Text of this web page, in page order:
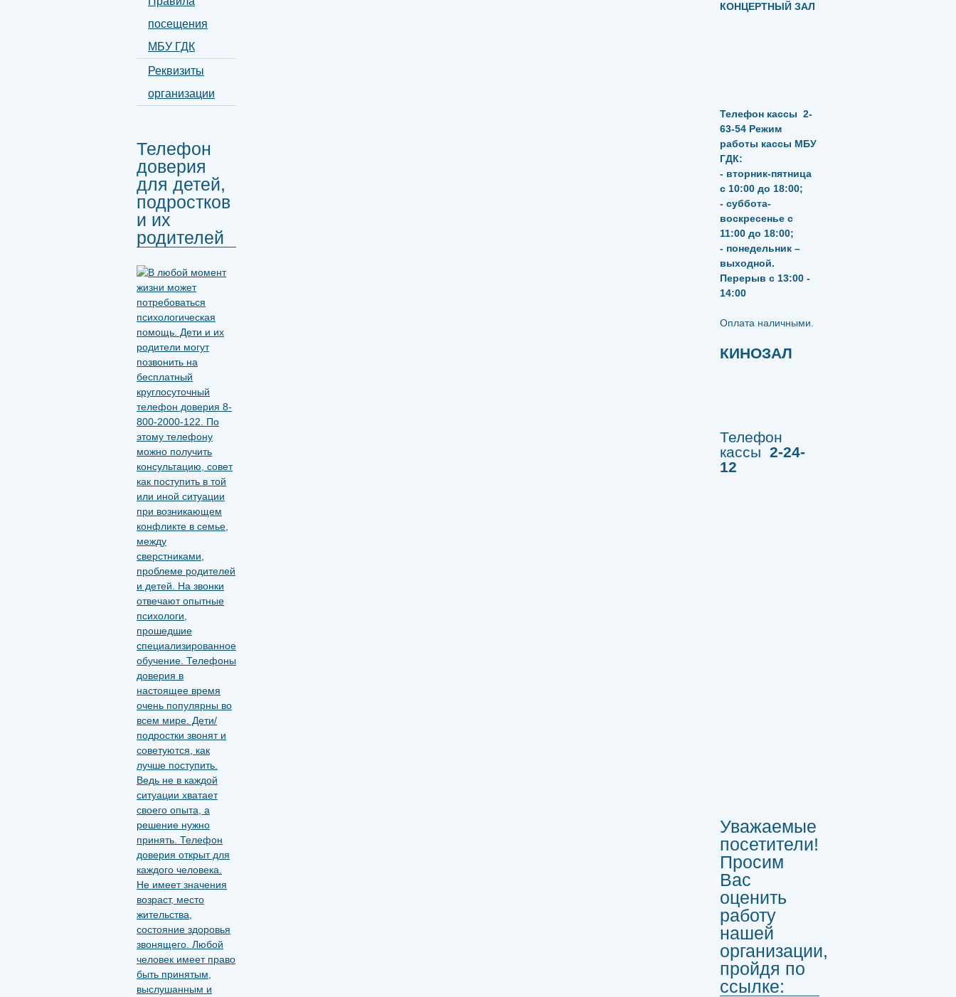
посещения
МБУ ГДК
Реквизиты
организации
Телефон
доверия
для детей,
подростков
и их
родителей
КОНЦЕРТНЫЙ ЗАЛ
Телефон кассы 2-
63-54 Режим
работы кассы МБУ
ГДК:
- вторник-пятница
с 10:00 до 18:00;
- суббота-
воскресенье с
11:00 до 18:00;
- понедельник –
выходной.
Перерыв с 13:00 -
14:00
​​​​​​​Оплата наличными.
КИНОЗАЛ
Телефон
кассы 2-24-
12
Уважаемые
посетители!
Просим
Вас
оценить
работу
нашей
организации,
пройдя по
ссылке: